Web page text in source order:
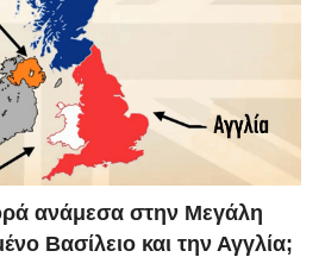
ανάμεσα στην Μεγάλη
Βασίλειο και την Αγγλία;